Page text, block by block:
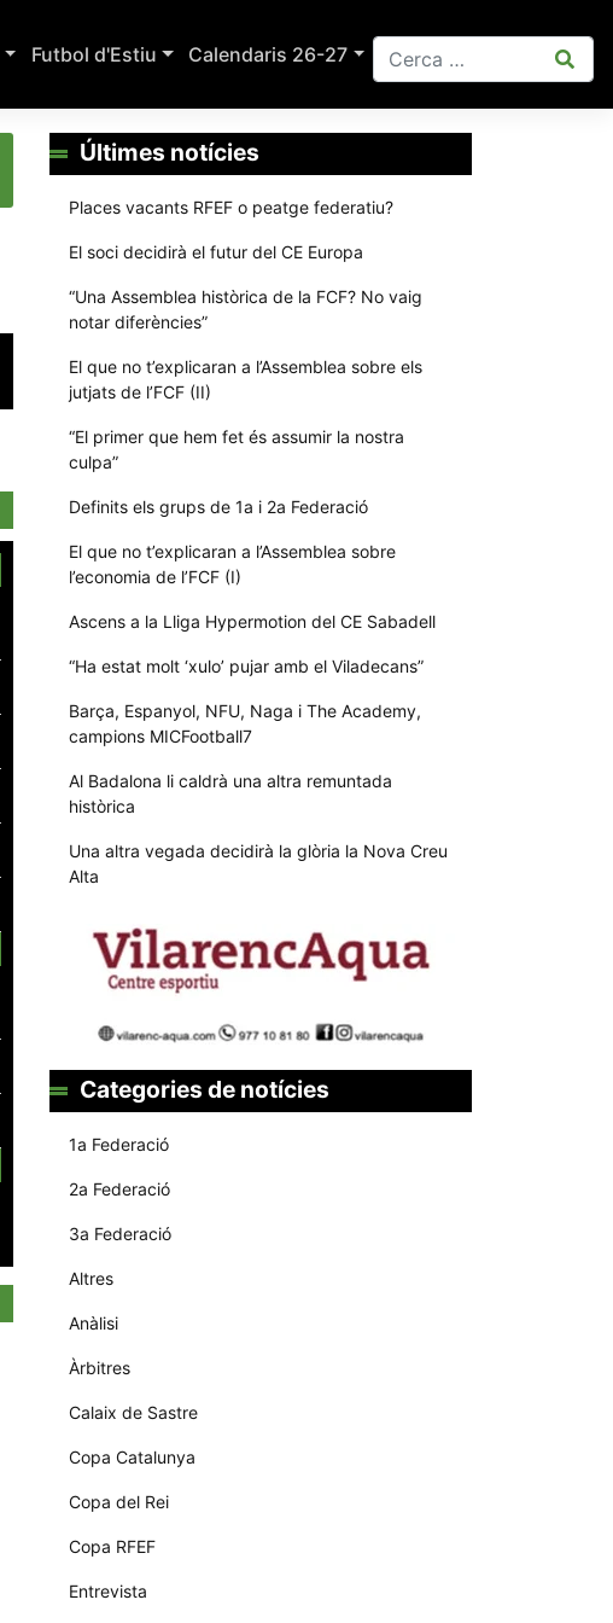
Futbol d'Estiu Calendaris 26-27
Últimes notícies
Places vacants RFEF o peatge federatiu?
El soci decidirà el futur del CE Europa
“Una Assemblea històrica de la FCF? No vaig
notar diferències”
El que no t’explicaran a l’Assemblea sobre els
jutjats de l’FCF (II)
“El primer que hem fet és assumir la nostra
culpa”
Definits els grups de 1a i 2a Federació
El que no t’explicaran a l’Assemblea sobre
l’economia de l’FCF (I)
Ascens a la Lliga Hypermotion del CE Sabadell
“Ha estat molt ‘xulo’ pujar amb el Viladecans”
Barça, Espanyol, NFU, Naga i The Academy,
campions MICFootball7
Al Badalona li caldrà una altra remuntada
històrica
Una altra vegada decidirà la glòria la Nova Creu
Alta
Categories de notícies
1a Federació
2a Federació
3a Federació
Altres
Anàlisi
Àrbitres
Calaix de Sastre
Copa Catalunya
Copa del Rei
Copa RFEF
Entrevista